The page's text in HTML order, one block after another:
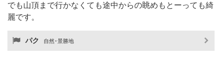
でも山頂まで行かなくても途中からの眺めもとーっても綺
麗です。
パク 自然･景勝地